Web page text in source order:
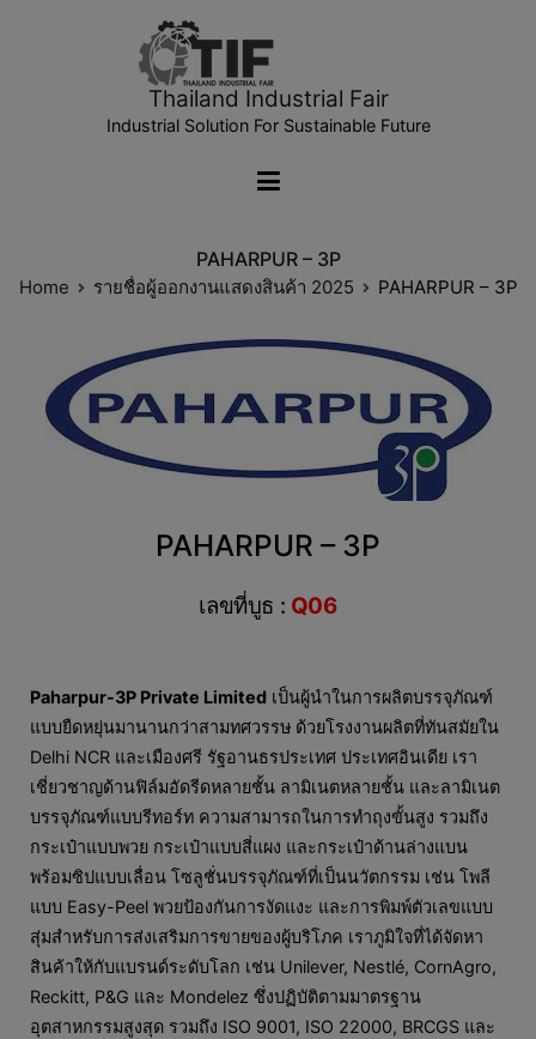
Thailand Industrial Fair
Industrial Solution For Sustainable Future
PAHARPUR – 3P
Home รายชื่อผู้ออกงานแสดงสินค้า 2025 PAHARPUR – 3P
PAHARPUR – 3P
เลขที่บูธ : Q06
Paharpur-3P Private Limited เป็นผู้นำในการผลิตบรรจุภัณฑ์
แบบยืดหยุ่นมานานกว่าสามทศวรรษ ด้วยโรงงานผลิตที่ทันสมัยใน
Delhi NCR และเมืองศรี รัฐอานธรประเทศ ประเทศอินเดีย เรา
เชี่ยวชาญด้านฟิล์มอัดรีดหลายชั้น ลามิเนตหลายชั้น และลามิเนต
บรรจุภัณฑ์แบบรีทอร์ท ความสามารถในการทำถุงขั้นสูง รวมถึง
กระเป๋าแบบพวย กระเป๋าแบบสี่แผง และกระเป๋าด้านล่างแบน
พร้อมซิปแบบเลื่อน โซลูชั่นบรรจุภัณฑ์ที่เป็นนวัตกรรม เช่น โพลี
แบบ Easy-Peel พวยป้องกันการงัดแงะ และการพิมพ์ตัวเลขแบบ
สุ่มสำหรับการส่งเสริมการขายของผู้บริโภค เราภูมิใจที่ได้จัดหา
สินค้าให้กับแบรนด์ระดับโลก เช่น Unilever, Nestlé, CornAgro,
Reckitt, P&G และ Mondelez ซึ่งปฏิบัติตามมาตรฐาน
อุตสาหกรรมสูงสุด รวมถึง ISO 9001, ISO 22000, BRCGS และ